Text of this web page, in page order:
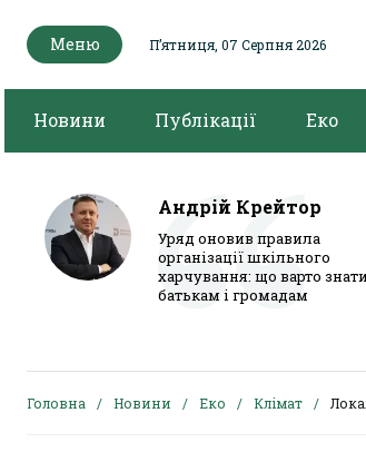
Меню Пʼятниця, 07 Серпня 2026
Новини Публікації Еко
Андрій Крейтор
Уряд оновив правила
організації шкільного
харчування: що варто знати
батькам і громадам
Головна Новини Еко Клімат